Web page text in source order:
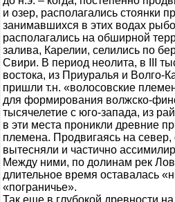
и озер, располагались стоянки
занимавшихся в этих водах
располагались на обширной
залива, Карелии, селились по
Свири. В период неолита, в III
востока, из Приуралья и Волго-
пришли т.н. «волосовские
для формирования волжско-
тысячелетие с юго-запада, из
в эти места проникли древние
племена. Продвигаясь на север,
вытесняли и частично
Между ними, по долинам рек
длительное время оставалась
«пограничье».
Так еще в глубокой древности